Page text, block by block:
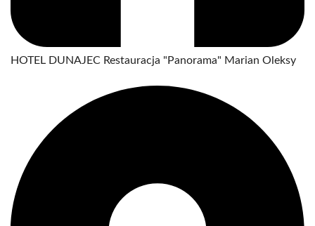
HOTEL DUNAJEC Restauracja "Panorama" Marian Oleksy